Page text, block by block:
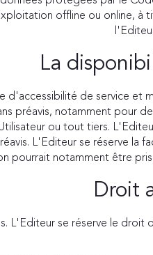
offline ou online,
La
de service et
préavis, notamment pour
ou tout tiers.
L'Editeur se réserve
pourrait notamment être
Droit
L'Editeur se réserve le